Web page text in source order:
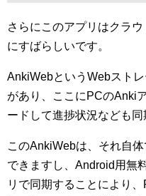
さらにこのアプリはクラ
にすばらしいです。
AnkiWebというWebスト
があり、ここにPCのAnki
ードして進捗状況なども同
このAnkiWebは、それ自
できますし、Android用無
リで同期することにより